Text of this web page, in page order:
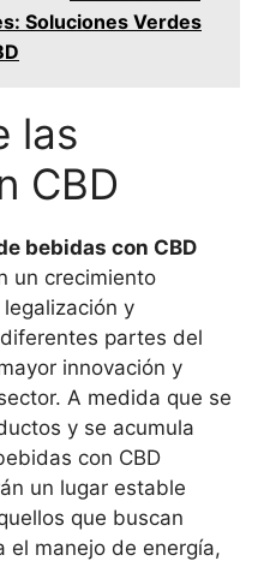
Soluciones Verdes
las
CBD
bebidas con CBD
un crecimiento
y
partes del
innovación y
A medida que se
y se acumula
con CBD
un lugar estable
que buscan
el manejo de energía,